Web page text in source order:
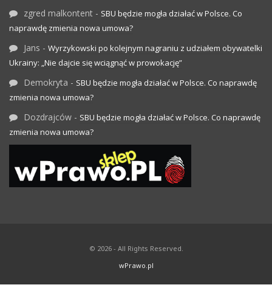
zgred malkontent - SBU będzie mogła działać w Polsce. Co
naprawdę zmienia nowa umowa?
Jans - Wyrzykowski po kolejnym nagraniu z udziałem obywatelki
Ukrainy: „Nie dajcie się wciągnąć w prowokację”
Demokryta - SBU będzie mogła działać w Polsce. Co naprawdę
zmienia nowa umowa?
Dozdrajców - SBU będzie mogła działać w Polsce. Co naprawdę
zmienia nowa umowa?
© 2026 - All Rights Reserved.
wPrawo.pl